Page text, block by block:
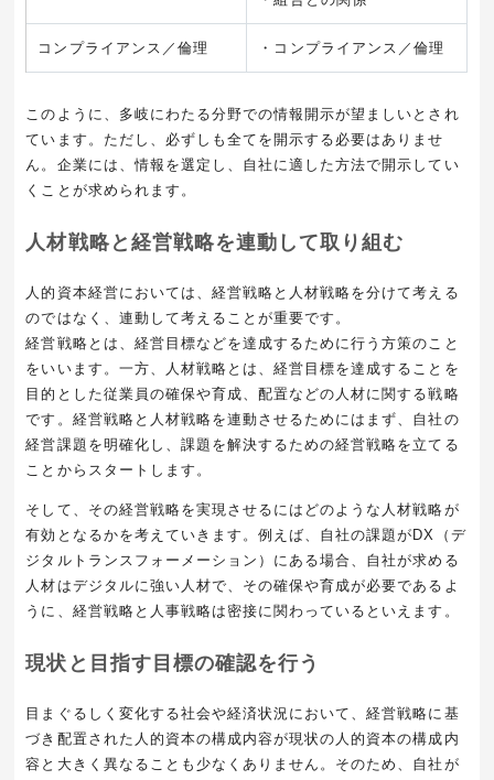
コンプライアンス／倫理 ・コンプライアンス／倫理
このように、多岐にわたる分野での情報開示が望ましいとされ
ています。ただし、必ずしも全てを開示する必要はありませ
ん。企業には、情報を選定し、自社に適した方法で開示してい
くことが求められます。
人材戦略と経営戦略を連動して取り組む
人的資本経営においては、経営戦略と人材戦略を分けて考える
のではなく、連動して考えることが重要です。
経営戦略とは、経営目標などを達成するために行う方策のこと
をいいます。一方、人材戦略とは、経営目標を達成することを
目的とした従業員の確保や育成、配置などの人材に関する戦略
です。経営戦略と人材戦略を連動させるためにはまず、自社の
経営課題を明確化し、課題を解決するための経営戦略を立てる
ことからスタートします。
そして、その経営戦略を実現させるにはどのような人材戦略が
有効となるかを考えていきます。例えば、自社の課題がDX（デ
ジタルトランスフォーメーション）にある場合、自社が求める
人材はデジタルに強い人材で、その確保や育成が必要であるよ
うに、経営戦略と人事戦略は密接に関わっているといえます。
現状と目指す目標の確認を行う
目まぐるしく変化する社会や経済状況において、経営戦略に基
づき配置された人的資本の構成内容が現状の人的資本の構成内
容と大きく異なることも少なくありません。そのため、自社が